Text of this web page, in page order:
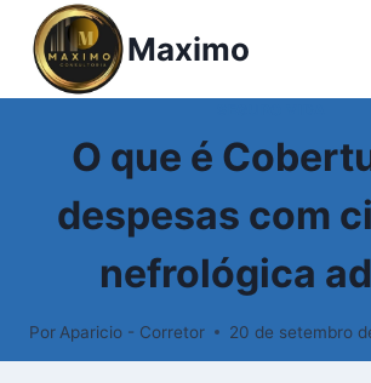
Pular
para
Maximo
O que é
despesas com
nefrológica
Por Aparicio - Corretor 20 de setembro